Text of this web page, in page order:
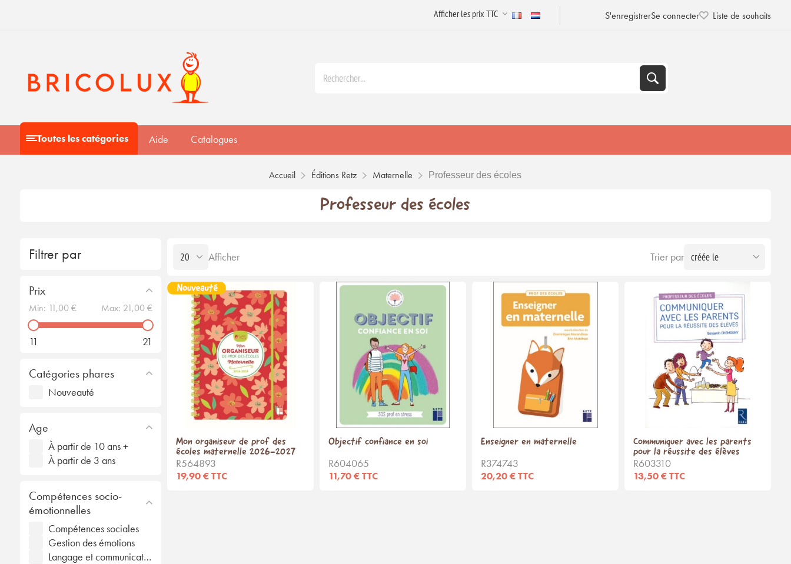
S'enregistrerSe connecter Liste de souhaits
Toutes les catégories Aide Catalogues
Accueil Éditions Retz Maternelle Professeur des écoles
Filtrer par
Prix
Min: 11,00 € Max: 21,00 €
11 21
Catégories phares
Nouveauté
Age
À partir de 10 ans +
À partir de 3 ans
Compétences socio-
émotionnelles
Compétences sociales
Gestion des émotions
Langage et communication
Professeur des écoles
Trier par
Afficher
Mon organiseur de prof des
écoles maternelle 2026-2027
R564893
19,90 € TTC
Objectif confiance en soi
R604065
11,70 € TTC
Enseigner en maternelle
R374743
20,20 € TTC
Communiquer avec les parents
pour la réussite des élèves
R603310
13,50 € TTC